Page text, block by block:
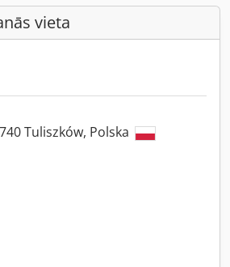
vieta
Tuliszków, Polska